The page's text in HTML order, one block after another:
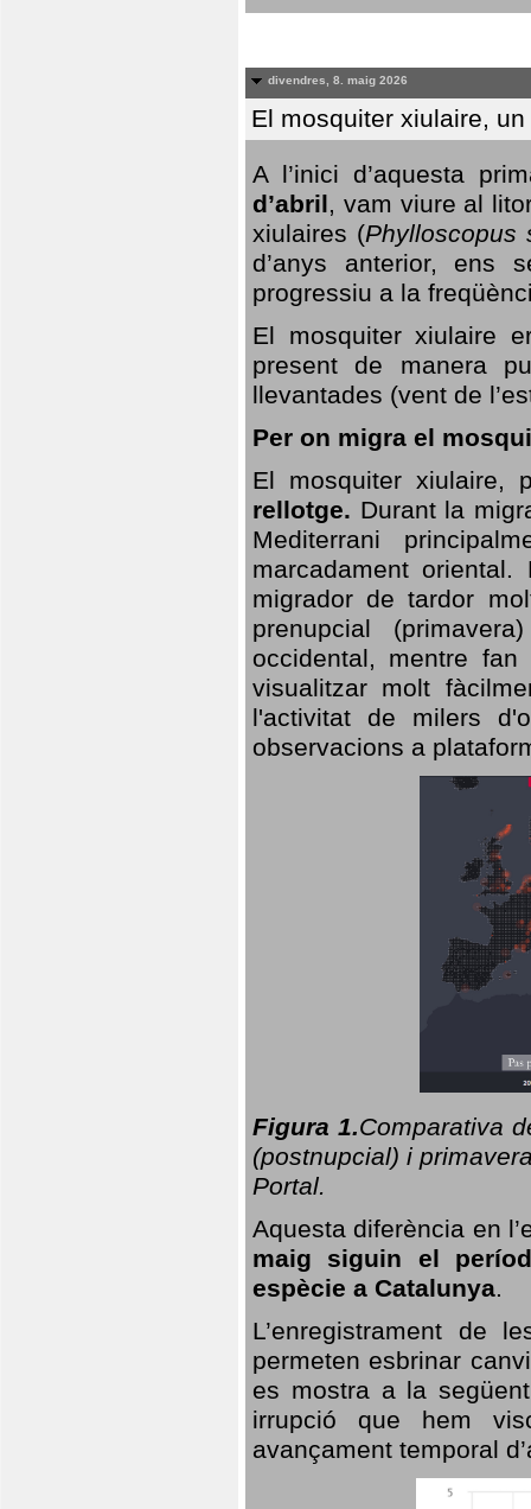
divendres, 8. maig 2026
El mosquiter xiulaire,
A l’inici d’aquesta
d’abril, vam viure al
xiulaires (Phylloscopus
d’anys anterior, ens
progressiu a la
El mosquiter xiulaire
present de manera
llevantades (vent de
Per on migra el
El mosquiter xiulaire,
rellotge. Durant la
Mediterrani
marcadament
migrador de tardor
prenupcial
occidental, mentre
visualitzar molt
l'activitat de milers
observacions a
Figura 1.Comparativa
(postnupcial) i
Portal.
Aquesta diferència en
maig siguin el
espècie a Catalunya.
L’enregistrament de
permeten esbrinar
es mostra a la
irrupció que hem
avançament temporal